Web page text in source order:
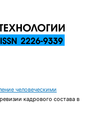
человеческими
кадрового состава в